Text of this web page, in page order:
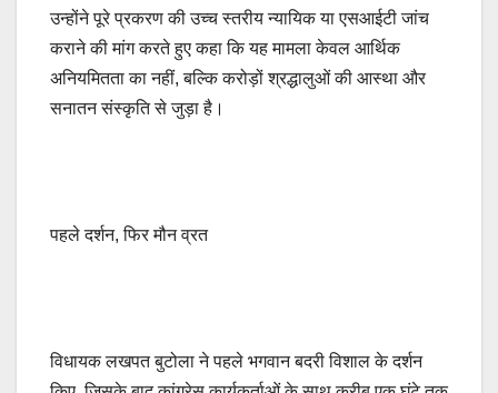
उन्होंने पूरे प्रकरण की उच्च स्तरीय न्यायिक या एसआईटी जांच
कराने की मांग करते हुए कहा कि यह मामला केवल आर्थिक
अनियमितता का नहीं, बल्कि करोड़ों श्रद्धालुओं की आस्था और
सनातन संस्कृति से जुड़ा है।
पहले दर्शन, फिर मौन व्रत
विधायक लखपत बुटोला ने पहले भगवान बदरी विशाल के दर्शन